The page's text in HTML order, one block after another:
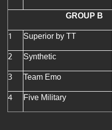
GROUP B
1
Superior by TT
2
Synthetic
3
Team Emo
4
Five Military